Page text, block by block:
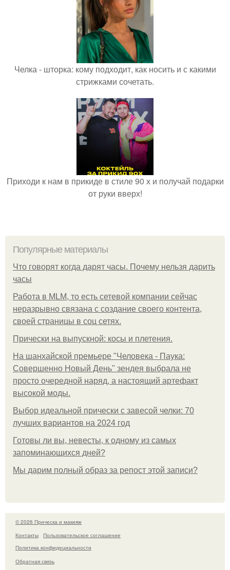
Челка - шторка: кому подходит, как носить и с какими
стрижками сочетать.
Приходи к нам в прикиде в стиле 90 х и получай подарки
от руки вверх!
Популярные материалы
Что говорят когда дарят часы. Почему нельзя дарить
часы
Работа в MLM, то есть сетевой компании сейчас
неразрывно связана с создание своего контента,
своей страницы в соц сетях.
Прически на выпускной: косы и плетения.
На шанхайской премьере "Человека - Паука:
Совершенно Новый День" зендея выбрала не
просто очередной наряд, а настоящий артефакт
высокой моды.
Выбор идеальной прически с завесой челки: 70
лучших вариантов на 2024 год
Готовы ли вы, невесты, к одному из самых
запоминающихся дней?
Мы дарим полный образ за репост этой записи?
© 2026 Прическа и макияж
Контакты
Пользовательское соглашение
Политика конфидециальности
Обратная связь